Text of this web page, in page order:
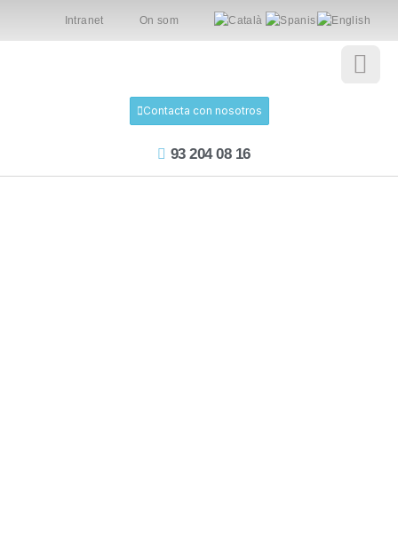
Intranet On som
Contacta con nosotros
93 204 08 16